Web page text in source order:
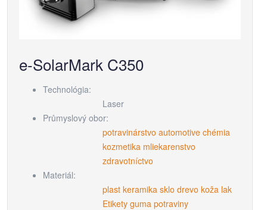
e-SolarMark C350
Technológia:
Laser
Průmyslový obor:
potravinárstvo automotive chémia
kozmetika mliekarenstvo
zdravotníctvo
Materiál:
plast keramika sklo drevo koža lak
Etikety guma potraviny